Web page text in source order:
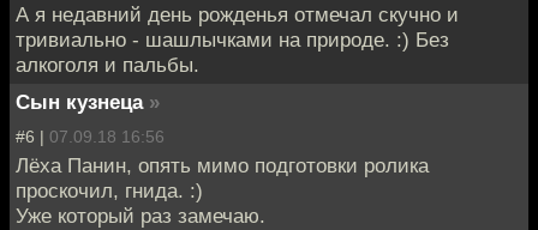
А я недавний день рожденья отмечал скучно и
тривиально - шашлычками на природе. :) Без
алкоголя и пальбы.
Сын кузнеца »
#6 | 07.09.18 16:56
Лёха Панин, опять мимо подготовки ролика
проскочил, гнида. :)
Уже который раз замечаю.